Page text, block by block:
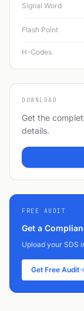
Signal Word
Flash Point
H-Codes
DOWNLOAD
Get the
details.
FREE AUDIT
Get a
Upload your SDS
Get Free Audit